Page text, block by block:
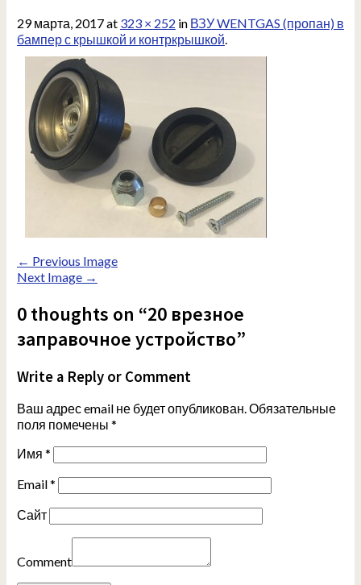
29 марта, 2017at 323 × 252 in ВЗУ WENTGAS (пропан) в
бампер с крышкой и контркрышкой.
← Previous Image
Next Image →
0 thoughts on “20 врезное
заправочное устройство”
Write a Reply or Comment
Ваш адрес email не будет опубликован.Обязательные
поля помечены *
Имя *
Email*
Сайт
Comment